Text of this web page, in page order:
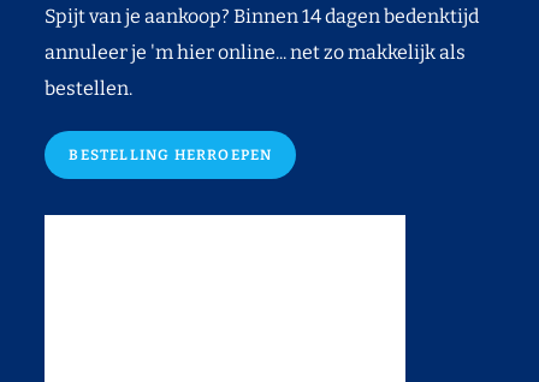
Spijt van je aankoop? Binnen 14 dagen bedenktijd
annuleer je 'm hier online... net zo makkelijk als
bestellen.
BESTELLING HERROEPEN